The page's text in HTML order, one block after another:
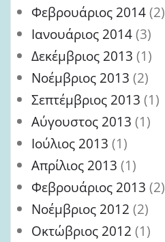
Φεβρουάριος 2014(2)
Ιανουάριος 2014(3)
Δεκέμβριος 2013 (1)
Νοέμβριος 2013 (2)
Σεπτέμβριος 2013 (1)
Αύγουστος 2013 (1)
Ιούλιος 2013 (1)
Απρίλιος 2013 (1)
Φεβρουάριος 2013 (2)
Νοέμβριος 2012 (2)
Οκτώβριος 2012 (1)